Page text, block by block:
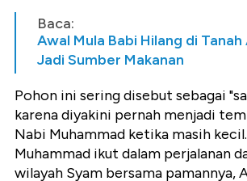
Baca:
Awal Mula Babi Hilang di Tanah
Jadi Sumber Makanan
Pohon ini sering disebut sebagai
karena diyakini pernah menjadi
Nabi Muhammad ketika masih
Muhammad ikut dalam perjalanan
wilayah Syam bersama pamannya,